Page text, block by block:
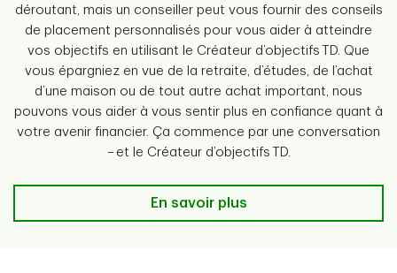
déroutant, mais un conseiller peut vous fournir des conseils
de placement personnalisés pour vous aider à atteindre
vos objectifs en utilisant le Créateur d’objectifs TD. Que
vous épargniez en vue de la retraite, d’études, de l’achat
d’une maison ou de tout autre achat important, nous
pouvons vous aider à vous sentir plus en confiance quant à
votre avenir financier. Ça commence par une conversation
– et le Créateur d’objectifs TD.
En savoir plus